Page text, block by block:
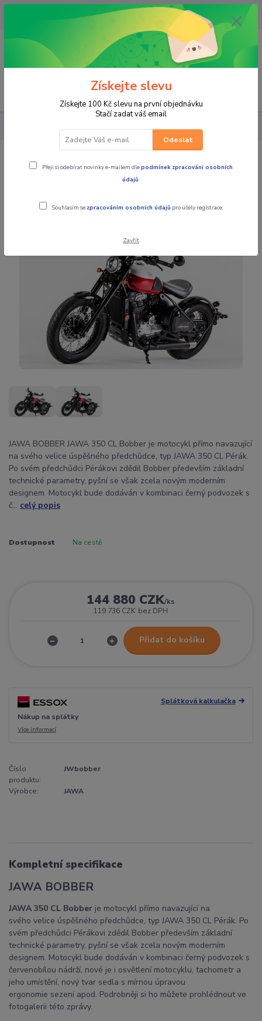
OPAVA 733537099/HLUČÍN
734541648/OLOMOUC 734593593
0,00 CZK
MOTOCYKLY JAWA JAWA 350 CL Bobber
JAWA 350 CL Bobber
JAWA BOBBER JAWA 350 CL Bobber je motocykl přímo navazující
na svého velice úspěšného předchůdce, typ JAWA 350 CL Pérák.
Po svém předchůdci Pérákovi zdědil Bobber především základní
technické parametry, pyšní se však zcela novým moderním
designem. Motocykl bude dodáván v kombinaci černý podvozek s
č... celý popis
Dostupnost Na cestě
144 880 CZK/ks
119 736 CZK bez DPH
Přidat do košíku
Splátková kalkulačka
Nákup na splátky
Více informací
Číslo
produktu:
JWbobber
Výrobce: JAWA
Kompletní specifikace
JAWA BOBBER
JAWA 350 CL Bobber je motocykl přímo navazující na
svého velice úspěšného předchůdce, typ JAWA 350 CL Pérák. Po
svém předchůdci Pérákovi zdědil Bobber především základní
technické parametry, pyšní se však zcela novým moderním
designem. Motocykl bude dodáván v kombinaci černý podvozek s
červenobílou nádrží, nové je i osvětlení motocyklu, tachometr a
jeho umístění, nový tvar sedla s mírnou úpravou
ergonomie sezení apod. Podrobněji si ho můžete prohlédnout ve
fotogalerii této zprávy.
Získejte slevu
Získejte 100 Kč slevu na první objednávku
Stačí zadat váš email
Odeslat
Přeji si odebírat novinky e-mailem dlepodmínek zpracování osobních
údajů.
Souhlasím se zpracováním osobních údajů pro účely registrace.
Zavřít